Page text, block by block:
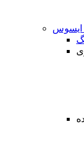
ایسوس